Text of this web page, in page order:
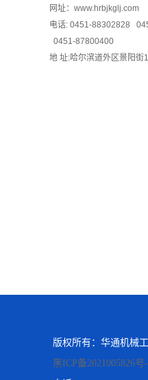
网址：www.hrbjkglj.com
电话: 0451-88302828
0451-87800400
地 址:哈尔滨道外区景阳街
版权所有：华通机械
黑ICP备2021005826号